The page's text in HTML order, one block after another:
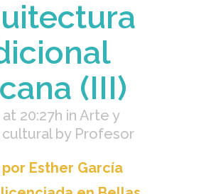
(III)
20:27h in Arte y
by Profesor
Esther García